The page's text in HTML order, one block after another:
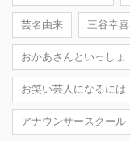
芸名由来 三谷幸喜
おかあさんといっしょ
お笑い芸人になるには
アナウンサースクール